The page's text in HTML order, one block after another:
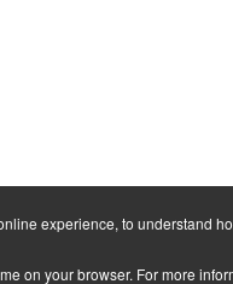
experience, to understand
on your browser. For more